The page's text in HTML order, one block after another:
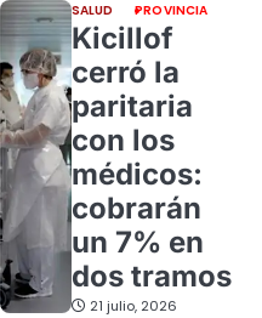
SALUD PROVINCIA
Kicillof
cerró la
paritaria
con los
médicos:
cobrarán
un 7% en
dos tramos
21 julio, 2026